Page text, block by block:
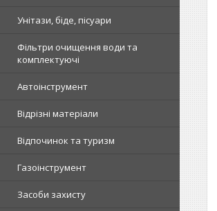
Унітази, біде, пісуари
Фільтри очищення води та
комплектуючі
Автоінструмент
Відрізні матеріали
Відпочинок та туризм
Газоінструмент
Засоби захисту